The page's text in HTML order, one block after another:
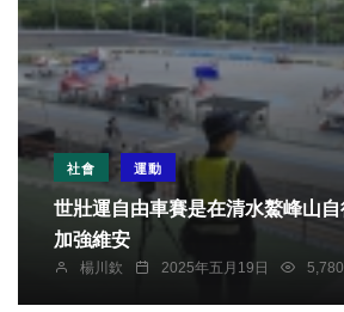
社會 運動
世壯運自由車賽是在清水鰲峰山
加強維安
楊川欽 2025年五月19日